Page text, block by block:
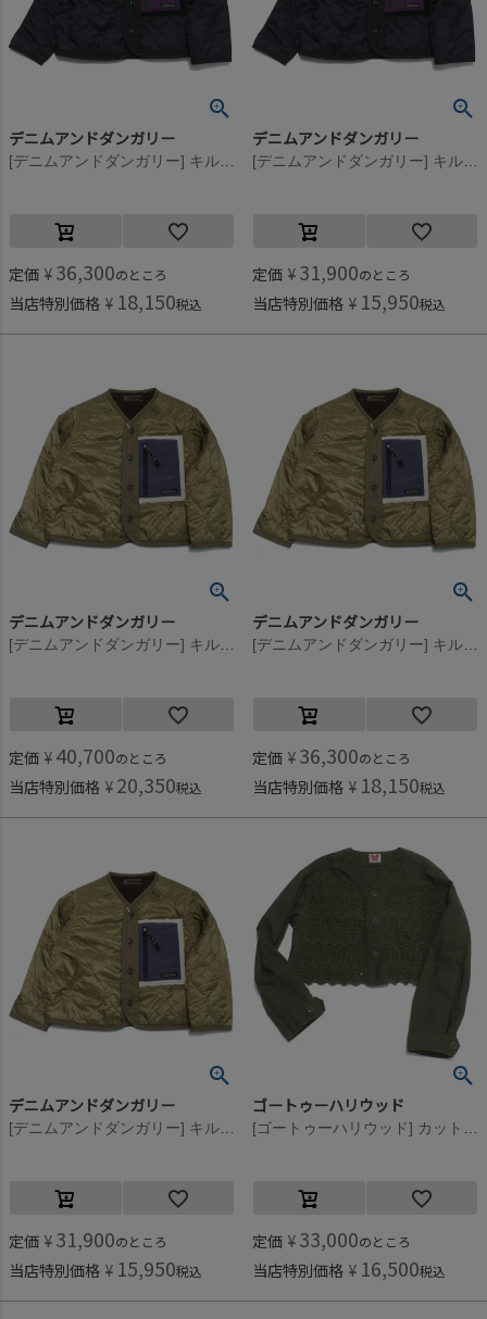
デニムアンドダンガリー
[デニムアンドダンガリー] キルティング インナー リバーシブル JK 4NV紺
定価 ¥ 36,300のところ
当店特別価格 ¥ 18,150税込
デニムアンドダンガリー
[デニムアンドダンガリー] キルティング インナー リバーシブル JK 4NV紺
定価 ¥ 31,900のところ
当店特別価格 ¥ 15,950税込
デニムアンドダンガリー
[デニムアンドダンガリー] キルティング インナー リバーシブル JK 9KHカーキ
定価 ¥ 40,700のところ
当店特別価格 ¥ 20,350税込
デニムアンドダンガリー
[デニムアンドダンガリー] キルティング インナー リバーシブル JK 9KHカーキ
定価 ¥ 36,300のところ
当店特別価格 ¥ 18,150税込
デニムアンドダンガリー
[デニムアンドダンガリー] キルティング インナー リバーシブル JK 9KHカーキ
定価 ¥ 31,900のところ
当店特別価格 ¥ 15,950税込
ゴートゥーハリウッド
[ゴートゥーハリウッド] カットワーク ファティーグ ショートJK 29LKH淡カーキ
定価 ¥ 33,000のところ
当店特別価格 ¥ 16,500税込